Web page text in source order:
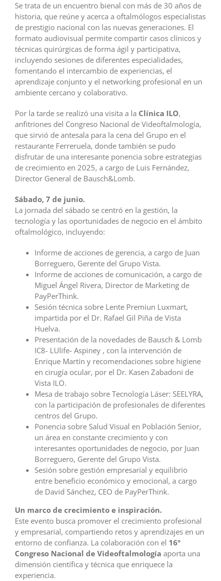
Se trata de un encuentro bienal con más de 30 años de
historia, que reúne y acerca a oftalmólogos especialistas
de prestigio nacional con las nuevas generaciones. El
formato audiovisual permite compartir casos clínicos y
técnicas quirúrgicas de forma ágil y participativa,
incluyendo sesiones de diferentes especialidades,
fomentando el intercambio de experiencias, el
aprendizaje conjunto y el networking profesional en un
ambiente cercano y colaborativo.
Por la tarde se realizó una visita a la Clínica ILO,
anfitriones del Congreso Nacional de Videoftalmología,
que sirvió de antesala para la cena del Grupo en el
restaurante Ferreruela, donde también se pudo
disfrutar de una interesante ponencia sobre estrategias
de crecimiento en 2025, a cargo de Luis Fernández,
Director General de Bausch&Lomb.
Sábado, 7 de junio.
La jornada del sábado se centró en la gestión, la
tecnología y las oportunidades de negocio en el ámbito
oftalmológico, incluyendo:
Informe de acciones de gerencia, a cargo de Juan
Borreguero, Gerente del Grupo Vista.
Informe de acciones de comunicación, a cargo de
Miguel Ángel Rivera, Director de Marketing de
PayPerThink.
Sesión técnica sobre Lente Premiun Luxmart,
impartida por el Dr. Rafael Gil Piña de Vista
Huelva.
Presentación de la novedades de Bausch & Lomb
IC8- LUlife- Aspiney , con la intervención de
Enrique Martín y recomendaciones sobre higiene
en cirugía ocular, por el Dr. Kasen Zabadoni de
Vista ILO.
Mesa de trabajo sobre Tecnología Láser: SEELYRA,
con la participación de profesionales de diferentes
centros del Grupo.
Ponencia sobre Salud Visual en Población Senior,
un área en constante crecimiento y con
interesantes oportunidades de negocio, por Juan
Borreguero, Gerente del Grupo Vista.
Sesión sobre gestión empresarial y equilibrio
entre beneficio económico y emocional, a cargo
de David Sánchez, CEO de PayPerThink.
Un marco de crecimiento e inspiración.
Este evento busca promover el crecimiento profesional
y empresarial, compartiendo retos y aprendizajes en un
entorno de confianza. La colaboración con el 16º
Congreso Nacional de Videoftalmología aporta una
dimensión científica y técnica que enriquece la
experiencia.